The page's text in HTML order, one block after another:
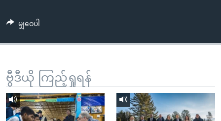
ရန်
ရန်
မျှဝေပါ
ဗွီဒီယို ကြည့်ရှုရန်